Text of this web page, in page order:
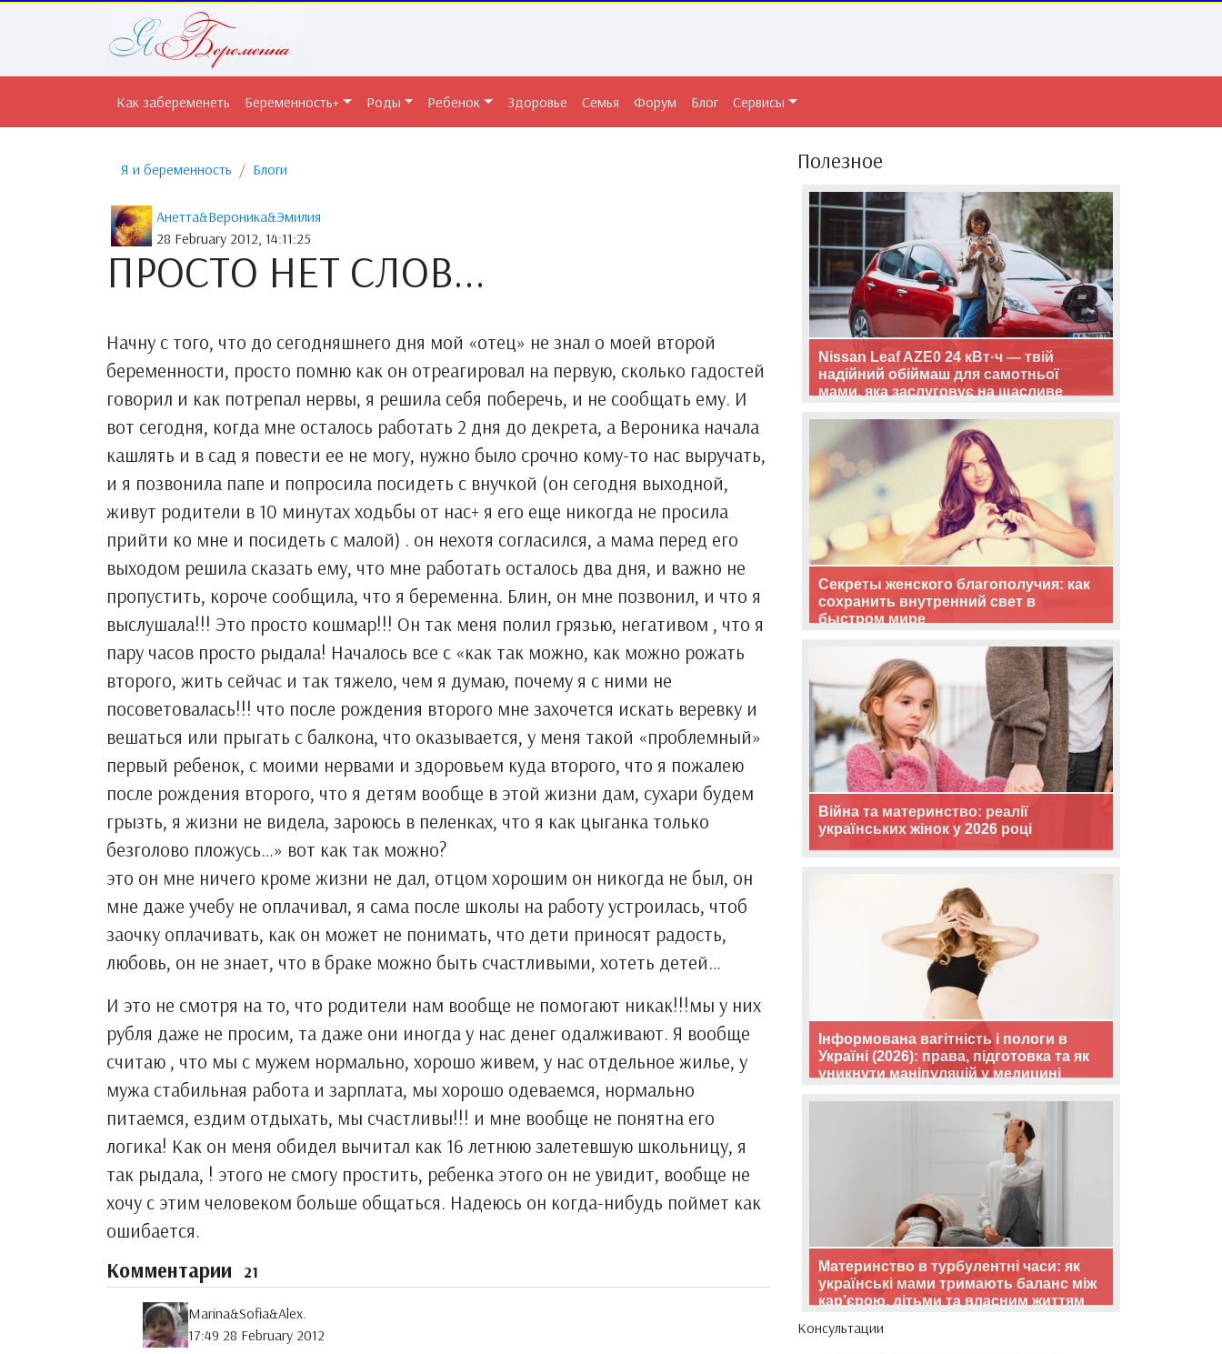
Как забеременеть Беременность+ Роды Ребенок Здоровье Семья Форум Блог Сервисы
Я и беременность Блоги
Анетта&Вероника&Эмилия
28 February 2012, 14:11:25
ПРОСТО НЕТ СЛОВ...
Начну с того, что до сегодняшнего дня мой «отец» не знал о моей второй
беременности, просто помню как он отреагировал на первую, сколько гадостей
говорил и как потрепал нервы, я решила себя поберечь, и не сообщать ему. И
вот сегодня, когда мне осталось работать 2 дня до декрета, а Вероника начала
кашлять и в сад я повести ее не могу, нужно было срочно кому-то нас выручать,
и я позвонила папе и попросила посидеть с внучкой (он сегодня выходной,
живут родители в 10 минутах ходьбы от нас+ я его еще никогда не просила
прийти ко мне и посидеть с малой) . он нехотя согласился, а мама перед его
выходом решила сказать ему, что мне работать осталось два дня, и важно не
пропустить, короче сообщила, что я беременна. Блин, он мне позвонил, и что я
выслушала!!! Это просто кошмар!!! Он так меня полил грязью, негативом , что я
пару часов просто рыдала! Началось все с «как так можно, как можно рожать
второго, жить сейчас и так тяжело, чем я думаю, почему я с ними не
посоветовалась!!! что после рождения второго мне захочется искать веревку и
вешаться или прыгать с балкона, что оказывается, у меня такой «проблемный»
первый ребенок, с моими нервами и здоровьем куда второго, что я пожалею
после рождения второго, что я детям вообще в этой жизни дам, сухари будем
грызть, я жизни не видела, зароюсь в пеленках, что я как цыганка только
безголово пложусь…» вот как так можно?
это он мне ничего кроме жизни не дал, отцом хорошим он никогда не был, он
мне даже учебу не оплачивал, я сама после школы на работу устроилась, чтоб
заочку оплачивать, как он может не понимать, что дети приносят радость,
любовь, он не знает, что в браке можно быть счастливыми, хотеть детей…
И это не смотря на то, что родители нам вообще не помогают никак!!!мы у них
рубля даже не просим, та даже они иногда у нас денег одалживают. Я вообще
считаю , что мы с мужем нормально, хорошо живем, у нас отдельное жилье, у
мужа стабильная работа и зарплата, мы хорошо одеваемся, нормально
питаемся, ездим отдыхать, мы счастливы!!! и мне вообще не понятна его
логика! Как он меня обидел вычитал как 16 летнюю залетевшую школьницу, я
так рыдала, ! этого не смогу простить, ребенка этого он не увидит, вообще не
хочу с этим человеком больше общаться. Надеюсь он когда-нибудь поймет как
ошибается.
Комментарии 21
Marina&Sofia&Alex.
17:49 28 February 2012
Полезное
Nissan Leaf AZE0 24 кВт·ч — твій
надійний обіймаш для самотньої
мами, яка заслуговує на щасливе
Секреты женского благополучия: как
сохранить внутренний свет в
быстром мире
Війна та материнство: реалії
українських жінок у 2026 році
Інформована вагітність і пологи в
Україні (2026): права, підготовка та як
уникнути маніпуляцій у медицині
Материнство в турбулентні часи: як
українські мами тримають баланс між
кар’єрою, дітьми та власним життям
Консультации